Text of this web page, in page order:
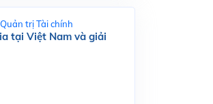
Quản trị Tài chính
tại Việt Nam và giải